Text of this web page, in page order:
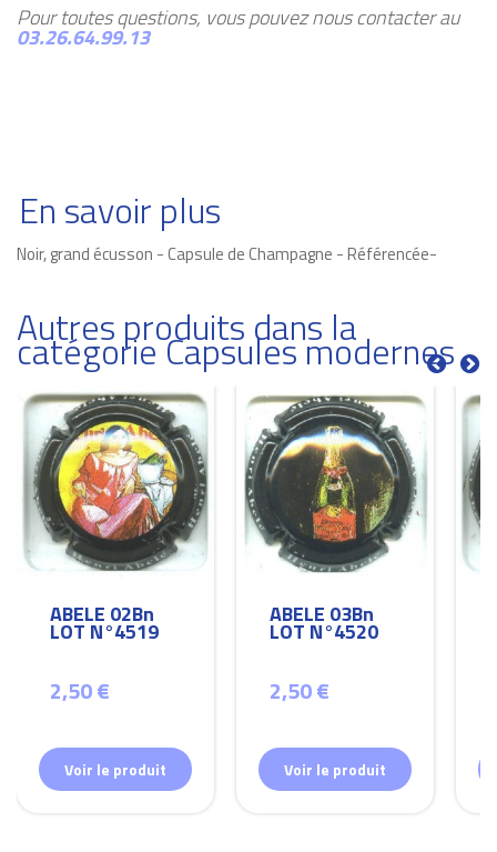
Pour toutes questions, vous pouvez nous contacter au
03.26.64.99.13
En savoir plus
Noir, grand écusson - Capsule de Champagne - Référencée-
Autres produits dans la
catégorie Capsules modernes
ABELE 02Bn
LOT N°4519
2,50 €
Voir le produit
ABELE 03Bn
LOT N°4520
2,50 €
Voir le produit